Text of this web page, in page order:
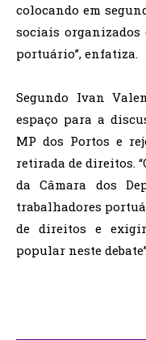
colocando em
sociais organizados
portuário”, enfatiza.
Segundo Ivan
espaço para a
MP dos Portos e
retirada de direitos.
da Câmara dos
trabalhadores
de direitos e
popular neste